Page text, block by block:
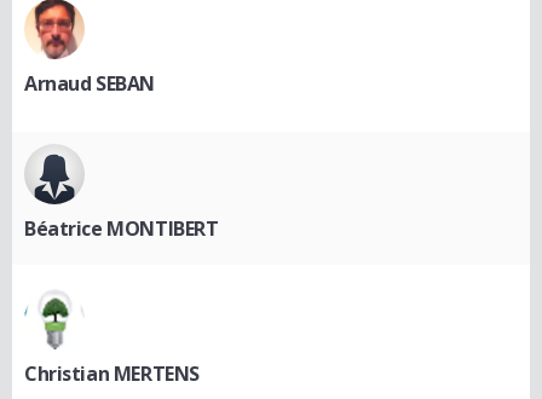
Arnaud SEBAN
Béatrice MONTIBERT
Christian MERTENS